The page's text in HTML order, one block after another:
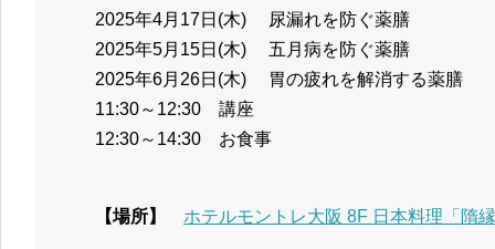
2025年4月17日(木) 尿漏れを防ぐ薬膳
2025年5月15日(木) 五月病を防ぐ薬膳
2025年6月26日(木) 胃の疲れを解消する薬膳
11:30～12:30 講座
12:30～14:30 お食事
【場所】 ホテルモントレ大阪 8F 日本料理「隋